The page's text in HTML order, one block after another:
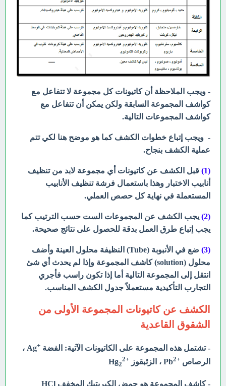
- ويجب الملاحظة أن كاتيونات كل مجموعة لا تتفاعل مع
كواشف المجموعة السابقة ولكن يمكن أن تتفاعل مع
كواشف المجموعات التالية.
- ويجب إتباع خطوات الكشف كما هو موضح هنا لكي تتم
عملية الكشف بنجاح.
(1)
قبل الكشف عن كاتيونات أي مجموعة لابد من تنظيف
أنابيب الاختبار وهذا باستعمال فرشة تنظيف الأنابيب
المستعملة في نهاية كل حصص العملي.
(2)
يجب الكشف عن المجموعات الست حسب الترتيب كما
يجب إتباع طرق العمل بدقة للحصول على نتائج صحيحة.
(3)
ضع في الأنبوبة (Tube) النظيفة محلول العينة وأضف
محلول (solution) كاشف المجموعة وإذا لم يحدث أي شئ
انتقل إلى المجموعة التالية أما إذا تكون راسب فأجري
التجارب التأكيدية مستعملاً جدول الكشف المناسب.
الكشف عن كاتيونات المجموعة الأولى من
الشقوق القاعدية
- تشتمل هذه المجموعة على الكاتيونات الآتية: الفضة +
Ag ،
الرصاص +
Pb2 ، الزئبقوز +
Hg2
2
- كاشف المجموعة هو حمض الكبريتيك المخفف HCl